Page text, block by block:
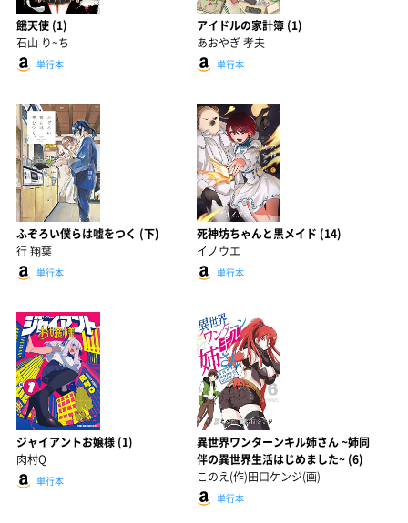
餓天使 (1)
石山 り~ち
単行本
アイドルの家計簿 (1)
あおやぎ 孝夫
単行本
ふぞろい僕らは嘘をつく (下)
行 翔葉
単行本
死神坊ちゃんと黒メイド (14)
イノウエ
単行本
ジャイアントお嬢様 (1)
肉村Q
単行本
異世界ワンターンキル姉さん ~姉同
伴の異世界生活はじめました~ (6)
このえ(作)田口ケンジ(画)
単行本